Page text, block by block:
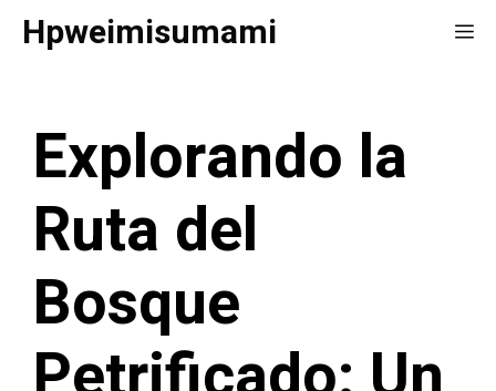
SaltarHpweimisumami
Explorando la
Ruta del
Bosque